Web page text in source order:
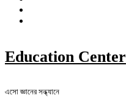
Education Center
এসো জ্ঞানের সন্ধ্যানে